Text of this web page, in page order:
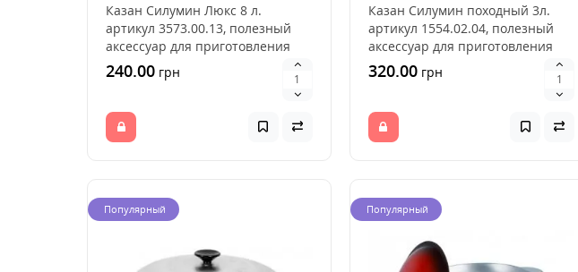
Казан Силумин Люкс 8 л.
артикул 3573.00.13, полезный
аксессуар для приготовления
пищи на открытом ог..
240.00 грн
Казан Силумин походный 3л.
артикул 1554.02.04, полезный
аксессуар для приготовления
пищи на открытом..
320.00грн
Популярный Популярный